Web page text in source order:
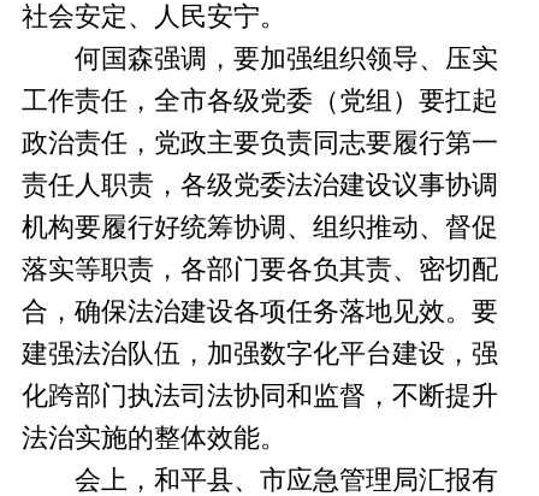
社会安定、人民安宁。
何国森强调，要加强组织领导、压实
工作责任，全市各级党委（党组）要扛起
政治责任，党政主要负责同志要履行第一
责任人职责，各级党委法治建设议事协调
机构要履行好统筹协调、组织推动、督促
落实等职责，各部门要各负其责、密切配
合，确保法治建设各项任务落地见效。要
建强法治队伍，加强数字化平台建设，强
化跨部门执法司法协同和监督，不断提升
法治实施的整体效能。
会上，和平县、市应急管理局汇报有